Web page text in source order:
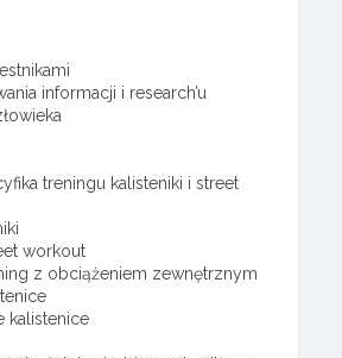
informacji i research’u
treningu kalisteniki i street
workout
z obciążeniem zewnętrznym
kalistenice